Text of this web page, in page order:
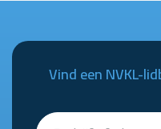
Vind een NVKL-